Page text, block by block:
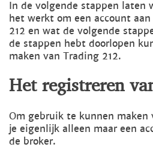
In de volgende stappen laten
het werkt om een account
212 en wat de volgende
de stappen hebt doorlopen
maken van Trading 212.
Het registreren
Om gebruik te kunnen maken
je eigenlijk alleen maar een
de broker.